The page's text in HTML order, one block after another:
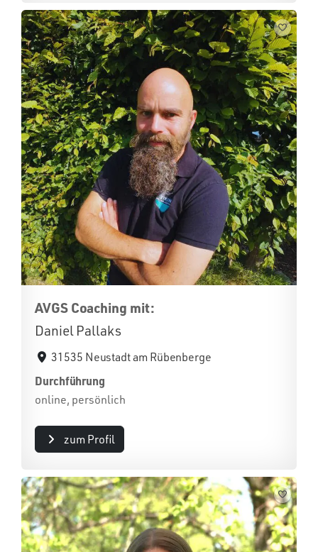
AVGS Coaching mit:
Daniel Pallaks
31535 Neustadt am Rübenberge
Durchführung
online, persönlich
zum Profil